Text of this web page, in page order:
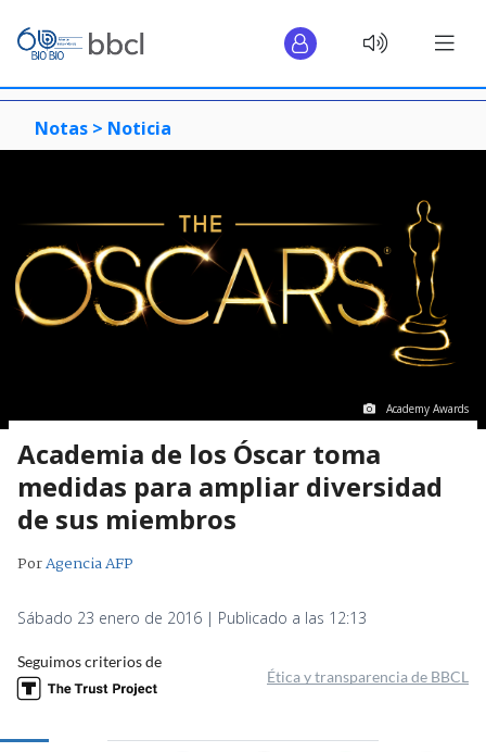
Notas > Noticia
Academy Awards
Academia de los Óscar toma
medidas para ampliar diversidad
de sus miembros
PorAgencia AFP
Sábado 23 enero de 2016 | Publicado a las 12:13
Seguimos criterios de
Ética y transparencia de BBCL